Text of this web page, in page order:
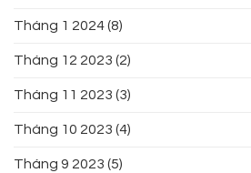
Tháng 1 2024(8)
Tháng 12 2023 (2)
Tháng 11 2023 (3)
Tháng 10 2023 (4)
Tháng 9 2023 (5)